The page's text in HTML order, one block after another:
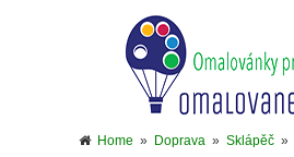
Home » Doprava » Sklápěč »